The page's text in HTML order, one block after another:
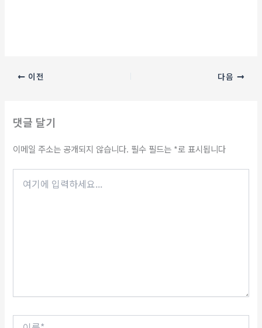
이전 다음
댓글 달기
이메일 주소는 공개되지 않습니다. 필수 필드는 *로 표시됩니다